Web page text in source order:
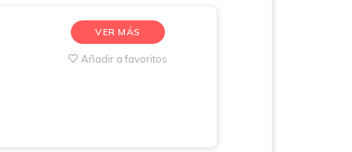
VER MÁS
Añadir a favoritos